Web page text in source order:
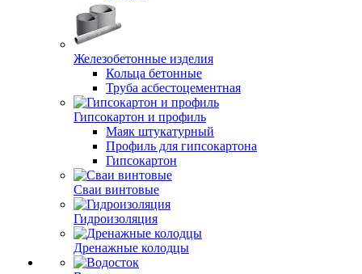
Железобетонные изделия
Кольца бетонные
Труба асбестоцементная
Гипсокартон и профиль
Маяк штукатурный
Профиль для гипсокартона
Гипсокартон
Сваи винтовые
Гидроизоляция
Дренажные колодцы